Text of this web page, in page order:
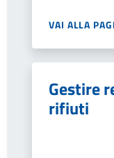
VAI ALLA
Gestire
rifiuti